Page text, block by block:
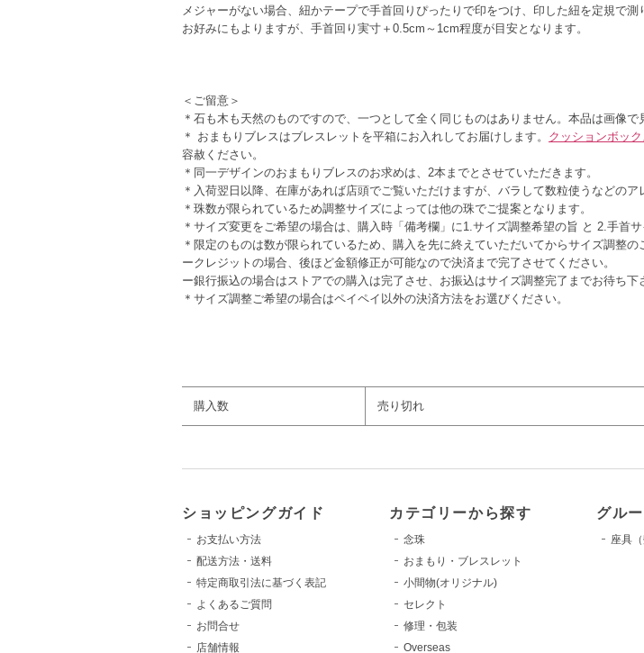
メジャーがない場合、紐かテープで手首回りぴったりで印をつけ、印した紐を定規で測
お好みにもよりますが、手首回り実寸＋0.5cm～1cm程度が目安となります。
＜ご留意＞
＊石も木も天然のものですので、一つとして全く同じものはありません。本品は画像で
＊ おまもりブレスはブレスレットを平箱にお入れしてお届けします。 クッションボック
容赦ください。
＊同一デザインのおまもりブレスのお求めは、2本までとさせていただきます。
＊入荷翌日以降、在庫があれば店頭でご覧いただけますが、バラして数粒使うなどの
＊珠数が限られているため調整サイズによっては他の珠でご提案となります。
＊サイズ変更をご希望の場合は、購入時「備考欄」に1.サイズ調整希望の旨 と 2.手首サ
＊限定のものは数が限られているため、購入を先に終えていただいてからサイズ調整の
ークレジットの場合、後ほど金額修正が可能なので決済まで完了させてください。
ー銀行振込の場合はストアでの購入は完了させ、お振込はサイズ調整完了までお待ち下
＊サイズ調整ご希望の場合はペイペイ以外の決済方法をお選びください。
購入数 売り切れ
ショッピングガイド
お支払い方法
配送方法・送料
特定商取引法に基づく表記
よくあるご質問
お問合せ
店舗情報
カテゴリーから探す
念珠
おまもり・ブレスレット
小間物(オリジナル)
セレクト
修理・包装
Overseas
グル
座具